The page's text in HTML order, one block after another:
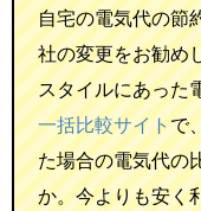
自宅の電気代の節
社の変更をお勧め
スタイルにあった
一括比較サイトで
た場合の電気代の
か。今よりも安く